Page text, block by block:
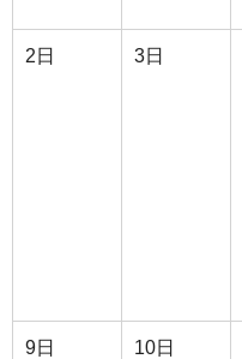
2日 3日
9日 10日